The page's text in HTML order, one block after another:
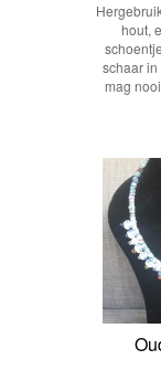
hout,
schaar
mag